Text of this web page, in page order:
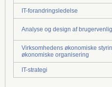
IT-forandringsledelse
Analyse og design af
Virksomhedens økonomiske
økonomiske organisering
IT-strategi